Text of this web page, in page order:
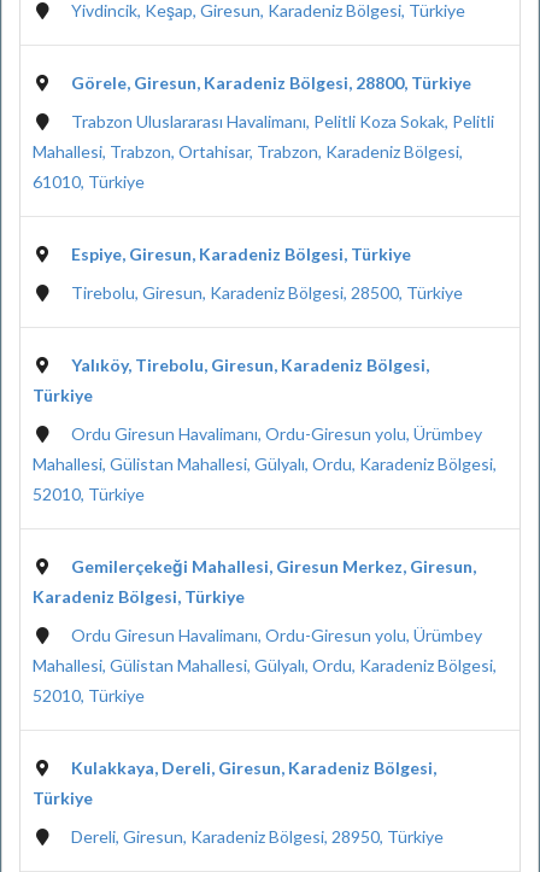
Yivdincik, Keşap, Giresun, Karadeniz Bölgesi, Türkiye
Görele, Giresun, Karadeniz Bölgesi, 28800, Türkiye
Trabzon Uluslararası Havalimanı, Pelitli Koza Sokak, Pelitli
Mahallesi, Trabzon, Ortahisar, Trabzon, Karadeniz Bölgesi,
61010, Türkiye
Espiye, Giresun, Karadeniz Bölgesi, Türkiye
Tirebolu, Giresun, Karadeniz Bölgesi, 28500, Türkiye
Yalıköy, Tirebolu, Giresun, Karadeniz Bölgesi,
Türkiye
Ordu Giresun Havalimanı, Ordu-Giresun yolu, Ürümbey
Mahallesi, Gülistan Mahallesi, Gülyalı, Ordu, Karadeniz Bölgesi,
52010, Türkiye
Gemilerçekeği Mahallesi, Giresun Merkez, Giresun,
Karadeniz Bölgesi, Türkiye
Ordu Giresun Havalimanı, Ordu-Giresun yolu, Ürümbey
Mahallesi, Gülistan Mahallesi, Gülyalı, Ordu, Karadeniz Bölgesi,
52010, Türkiye
Kulakkaya, Dereli, Giresun, Karadeniz Bölgesi,
Türkiye
Dereli, Giresun, Karadeniz Bölgesi, 28950, Türkiye